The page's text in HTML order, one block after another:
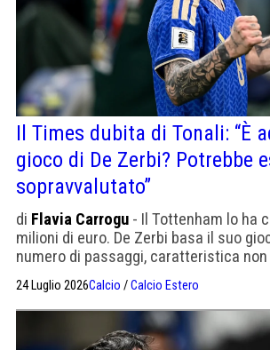
Il Times dubita di Tonali: “È
gioco di De Zerbi? Potrebbe
sopravvalutato”
di Flavia Carrogu - Il Tottenham lo ha
milioni di euro. De Zerbi basa il suo
numero di passaggi, caratteristica
diventare ciò che è Rice per Arteta".
24 Luglio 2026Calcio /Calcio Estero